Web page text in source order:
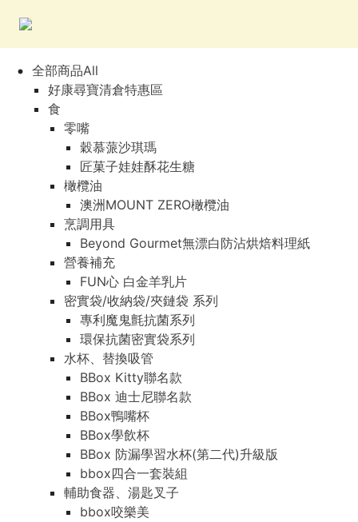
全部商品All
好康尋寶清倉特惠區
食
零嘴
穀慕蒎沙琪瑪
匠菓子娃娃酥花生糖
橄欖油
澳洲MOUNT ZERO橄欖油
烹調用具
Beyond Gourmet無漂白防沾烘焙料理紙
營養補充
FUN心 白金羊乳片
密實袋/收納袋/夾鏈袋 系列
專利魔鬼氈抗菌系列
環保抗菌密實袋系列
水杯、替換吸管
BBox Kitty聯名款
BBox 迪士尼聯名款
BBox鴨嘴杯
BBox學飲杯
BBox 防漏學習水杯(第二代)升級版
bbox四合一套裝組
輔助食器、湯匙叉子
bbox咬樂美